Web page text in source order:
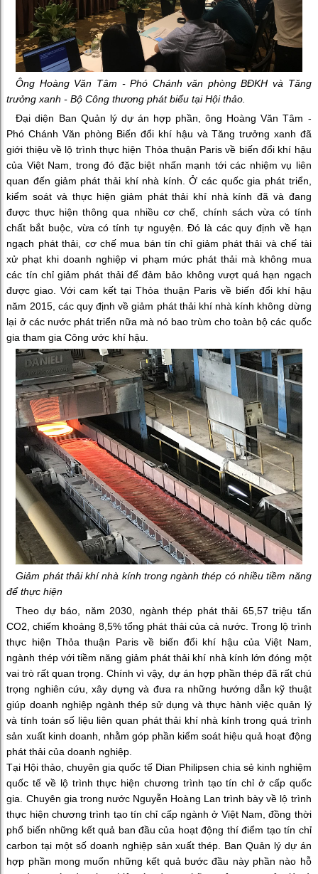
Ông Hoàng Văn Tâm - Phó Chánh văn phòng BĐKH và Tăng
trưởng xanh - Bộ Công thương phát biểu tại Hội thảo.
Đại diện Ban Quản lý dự án hợp phần, ông Hoàng Văn Tâm -
Phó Chánh Văn phòng Biến đổi khí hậu và Tăng trưởng xanh đã
giới thiệu về lộ trình thực hiện Thỏa thuận Paris về biến đổi khí hậu
của Việt Nam, trong đó đặc biệt nhấn mạnh tới các nhiệm vụ liên
quan đến giảm phát thải khí nhà kính. Ở các quốc gia phát triển,
kiểm soát và thực hiện giảm phát thải khí nhà kính đã và đang
được thực hiện thông qua nhiều cơ chế, chính sách vừa có tính
chất bắt buộc, vừa có tính tự nguyện. Đó là các quy định về hạn
ngạch phát thải, cơ chế mua bán tín chỉ giảm phát thải và chế tài
xử phạt khi doanh nghiệp vi phạm mức phát thải mà không mua
các tín chỉ giảm phát thải để đảm bảo không vượt quá hạn ngạch
được giao. Với cam kết tại Thỏa thuận Paris về biến đổi khí hậu
năm 2015, các quy định về giảm phát thải khí nhà kính không dừng
lại ở các nước phát triển nữa mà nó bao trùm cho toàn bộ các quốc
gia tham gia Công ước khí hậu.
Giảm phát thải khí nhà kính trong ngành thép có nhiều tiềm năng
để thực hiện
Theo dự báo, năm 2030, ngành thép phát thải 65,57 triệu tấn
CO2, chiếm khoảng 8,5% tổng phát thải của cả nước. Trong lộ trình
thực hiện Thỏa thuận Paris về biến đổi khí hậu của Việt Nam,
ngành thép với tiềm năng giảm phát thải khí nhà kính lớn đóng một
vai trò rất quan trọng. Chính vì vậy, dự án hợp phần thép đã rất chú
trọng nghiên cứu, xây dựng và đưa ra những hướng dẫn kỹ thuật
giúp doanh nghiệp ngành thép sử dụng và thực hành việc quản lý
và tính toán số liệu liên quan phát thải khí nhà kính trong quá trình
sản xuất kinh doanh, nhằm góp phần kiểm soát hiệu quả hoạt động
phát thải của doanh nghiệp.
Tại Hội thảo, chuyên gia quốc tế Dian Philipsen chia sẻ kinh nghiệm
quốc tế về lộ trình thực hiện chương trình tạo tín chỉ ở cấp quốc
gia. Chuyên gia trong nước Nguyễn Hoàng Lan trình bày về lộ trình
thực hiện chương trình tạo tín chỉ cấp ngành ở Việt Nam, đồng thời
phổ biến những kết quả ban đầu của hoạt động thí điểm tạo tín chỉ
carbon tại một số doanh nghiệp sản xuất thép. Ban Quản lý dự án
hợp phần mong muốn những kết quả bước đầu này phần nào hỗ